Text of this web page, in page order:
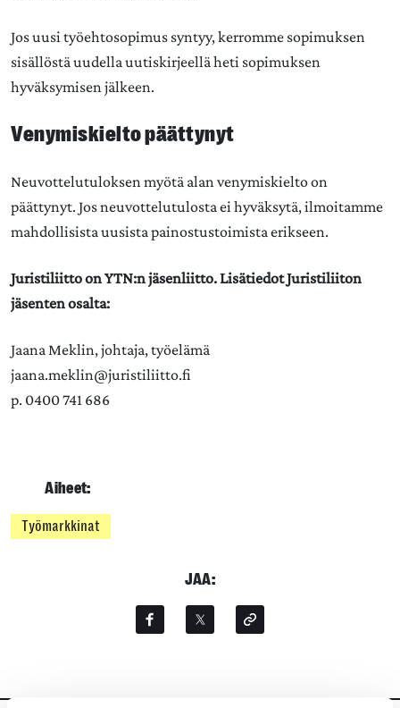
Jos uusi työehtosopimus syntyy, kerromme sopimuksen
sisällöstä uudella uutiskirjeellä heti sopimuksen
hyväksymisen jälkeen.
Venymiskielto päättynyt
Neuvottelutuloksen myötä alan venymiskielto on
päättynyt. Jos neuvottelutulosta ei hyväksytä, ilmoitamme
mahdollisista uusista painostustoimista erikseen.
Juristiliitto on YTN:n jäsenliitto. Lisätiedot Juristiliiton
jäsenten osalta:
Jaana Meklin, johtaja, työelämä
jaana.meklin@juristiliitto.fi
p. 0400 741 686
Aiheet:
Työmarkkinat
JAA: